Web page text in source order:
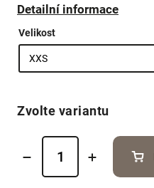
Detailní informace
Velikost
Zvolte variantu